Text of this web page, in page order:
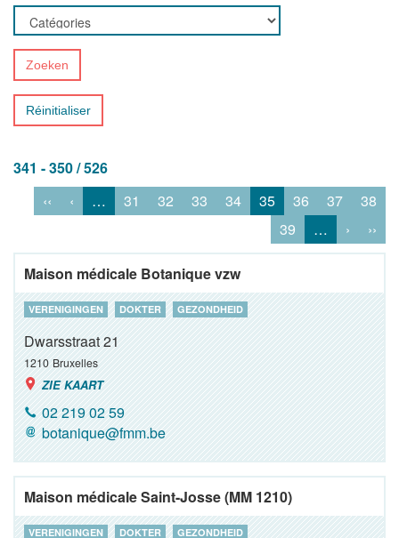
Zoeken
Réinitialiser
341 - 350 / 526
‹‹
‹ … 31 32 33 34 35 36 37
38
39
… › ››
Maison médicale Botanique vzw
VERENIGINGEN DOKTER GEZONDHEID
Dwarsstraat 21
1210 Bruxelles
ZIE KAART
02 219 02 59
botanique@fmm.be
Maison médicale Saint-Josse (MM 1210)
VERENIGINGEN DOKTER GEZONDHEID